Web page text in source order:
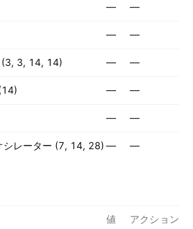
— —
— —
(3, 3, 14, 14) — —
— —
— —
シレーター (7, 14, 28) — —
値 アクション